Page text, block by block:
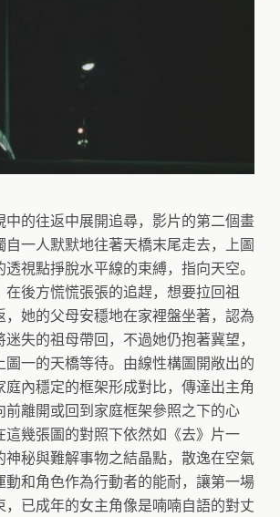
中的往返中展開追尋，影片的第二個畫
自一人默默地往著天橋末尾走去，上圖
視點掙脫水平線的束縛，指向天空。
在後方慌慌張張的追趕，想要拉回祖
，她的父母安穩地在家裡盤坐著，認為
失的祖母帶回，不過她仍抱著冀望，
圖一的天橋等待。由線性構圖開敞出的
庭內穩定的框架形成對比，傳達出主角
前離開或回到家庭框架參照之下的心
這幾張圖的對照下依然如《去》片一
神秘與難解事物之結晶點，散逸在空氣
動和角色作為行動者的能耐，讓第一場
，已成年的女主角像是喃喃自語的對丈